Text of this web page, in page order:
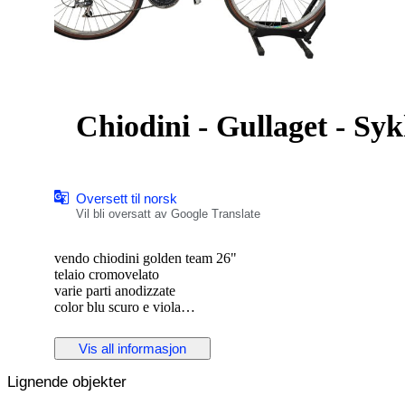
Chiodini - Gullaget -
Oversett til norsk
Vil bli oversatt av Google Translate
vendo chiodini golden team 26"
telaio cromovelato
varie parti anodizzate
color blu scuro e viola
ferma da tempo da dare un check generale ma funzionante
Vis all informasjon
Lignende objekter